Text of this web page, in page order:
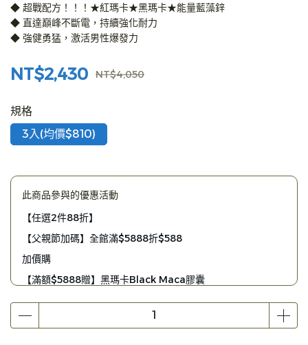
◆ 超戰配方！！！★紅瑪卡★黑瑪卡★能量藍藻鋅
◆ 直達巔峰不斷電，持續強化耐力
◆ 強健勇猛，激活男性爆發力
NT$2,430 NT$4,050
規格
3入(均價$810)
此商品參與的優惠活動
【任選2件88折】
【父親節加碼】全館滿$5888折$588
加價購
【滿額$5888贈】黑瑪卡Black Maca膠囊
【滿額$4880贈】植物DHA藻油膠囊
【滿額$2980贈】ApoX 防毒霸體外長效升級版